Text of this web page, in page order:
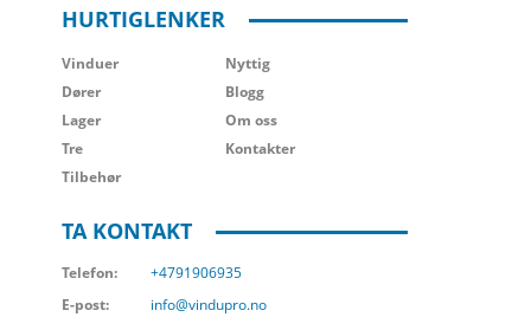
HURTIGLENKER
Vinduer
Dører
Lager
Tre
Tilbehør
Nyttig
Blogg
Om oss
Kontakter
TA KONTAKT
Telefon:
+4791906935
E-post:
info@vindupro.no